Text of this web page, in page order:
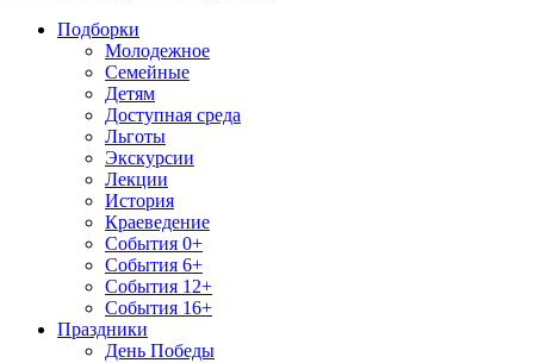
Подборки
Молодежное
Семейные
Детям
Доступная среда
Льготы
Экскурсии
Лекции
История
Краеведение
События 0+
События 6+
События 12+
События 16+
Праздники
День Победы